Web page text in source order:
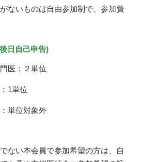
ないものは自由参加制で、参加費
日自己申告)
医：２単位
1単位
単位対象外
ない本会員で参加希望の方は、自